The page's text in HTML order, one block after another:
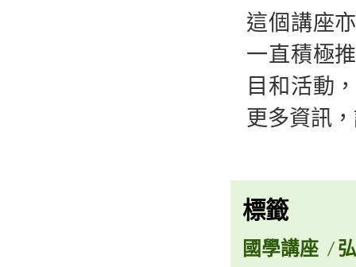
這個講座
一直積極
目和活動
更多資訊
標籤
國學講座 /